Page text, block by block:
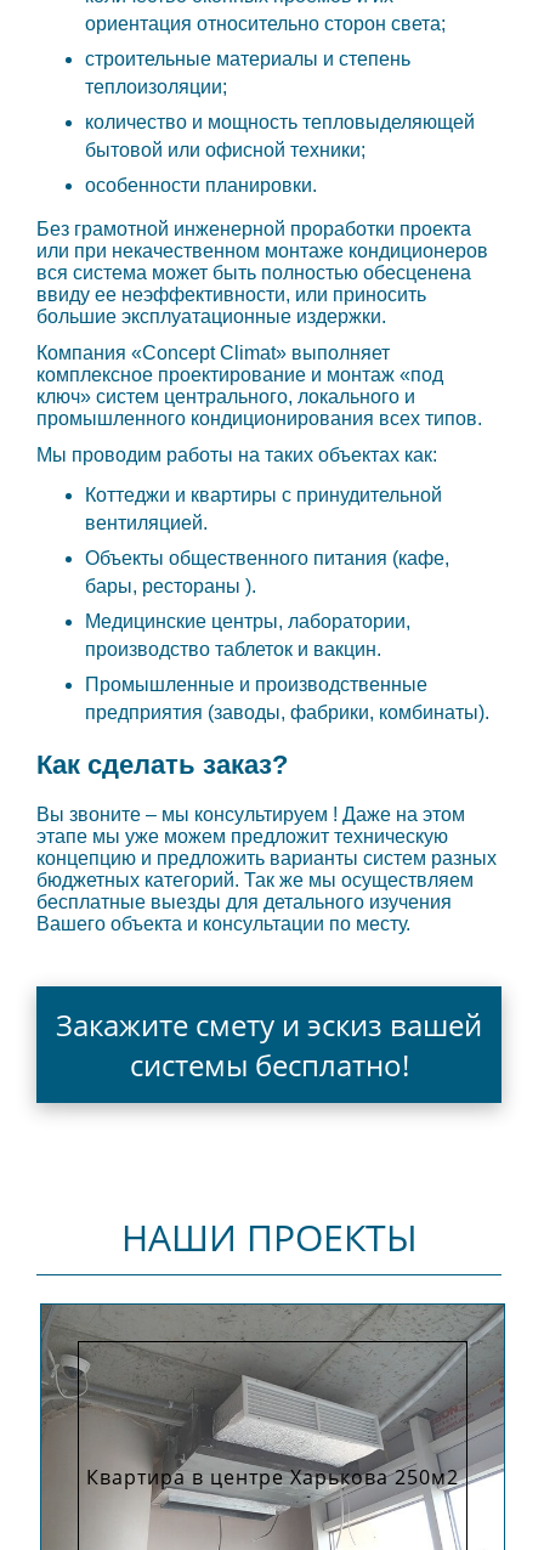
ориентация относительно сторон света;
строительные материалы и степень
теплоизоляции;
количество и мощность тепловыделяющей
бытовой или офисной техники;
особенности планировки.
Без грамотной инженерной проработки проекта
или при некачественном монтаже кондиционеров
вся система может быть полностью обесценена
ввиду ее неэффективности, или приносить
большие эксплуатационные издержки.
Компания «Concept Climat» выполняет
комплексное проектирование и монтаж «под
ключ» систем центрального, локального и
промышленного кондиционирования всех типов.
Мы проводим работы на таких объектах как:
Коттеджи и квартиры с принудительной
вентиляцией.
Объекты общественного питания (кафе,
бары, рестораны ).
Медицинские центры, лаборатории,
производство таблеток и вакцин.
Промышленные и производственные
предприятия (заводы, фабрики, комбинаты).
Как сделать заказ?
Вы звоните – мы консультируем ! Даже на этом
этапе мы уже можем предложит техническую
концепцию и предложить варианты систем разных
бюджетных категорий. Так же мы осуществляем
бесплатные выезды для детального изучения
Вашего объекта и консультации по месту.
Закажите смету и эскиз вашей
системы бесплатно!
НАШИ ПРОЕКТЫ
Квартира в центре Харькова 250м2